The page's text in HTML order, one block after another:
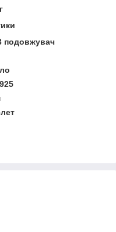
подовжувач